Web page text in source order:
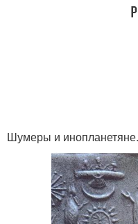
Шумеры и инопланетяне.